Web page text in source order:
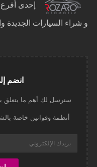
إحدى
و شراء السيارات الجديدة
انضم
سنرسل لك أهم ما يتعلق
أنظمة وقوانين خاصة